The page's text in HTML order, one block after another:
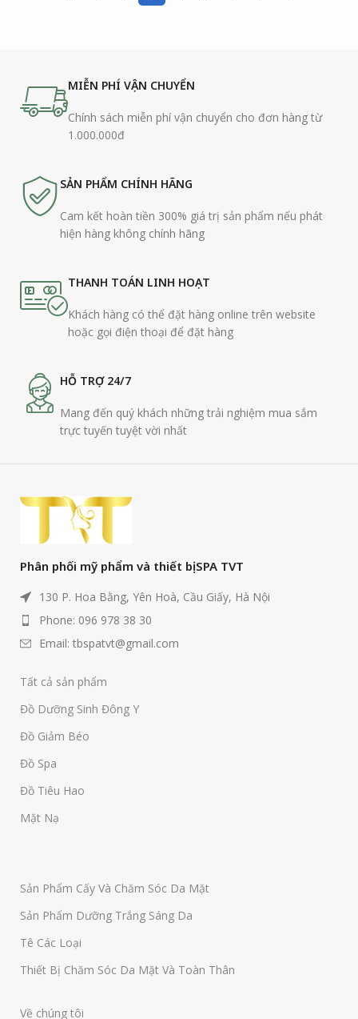
MIỄN PHÍ VẬN CHUYỂN
Chính sách miễn phí vận chuyển cho đơn hàng từ
1.000.000đ
SẢN PHẨM CHÍNH HÃNG
Cam kết hoàn tiền 300% giá trị sản phẩm nếu phát
hiện hàng không chính hãng
THANH TOÁN LINH HOẠT
Khách hàng có thể đặt hàng online trên website
hoặc gọi điện thoại để đặt hàng
HỖ TRỢ 24/7
Mang đến quý khách những trải nghiệm mua sắm
trực tuyến tuyệt vời nhất
Phân phối mỹ phẩm và thiết bị SPA TVT
130 P. Hoa Bằng, Yên Hoà, Cầu Giấy, Hà Nội
Phone: 096 978 38 30
Email: tbspatvt@gmail.com
Tất cả sản phẩm
Đồ Dưỡng Sinh Đông Y
Đồ Giảm Béo
Đồ Spa
Đồ Tiêu Hao
Mặt Nạ
Sản Phẩm Cấy Và Chăm Sóc Da Mặt
Sản Phẩm Dưỡng Trắng Sáng Da
Tê Các Loại
Thiết Bị Chăm Sóc Da Mặt Và Toàn Thân
Về chúng tôi